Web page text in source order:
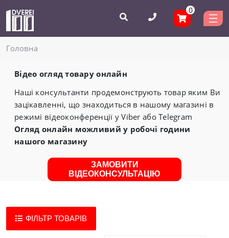
0
Головнa
Відео огляд товару онлайн
Наші консультанти продемонструють товар яким Ви
зацікавленні, що знаходиться в нашому магазині в
режимі відеоконференції у Viber або Telegram
Огляд онлайн можливий у робочі години
нашого магазину
ЗАМОВИТИ
ВІДЕОКОНСУЛЬТАЦІЮ
ФІЛЬТР ТОВАРІВ